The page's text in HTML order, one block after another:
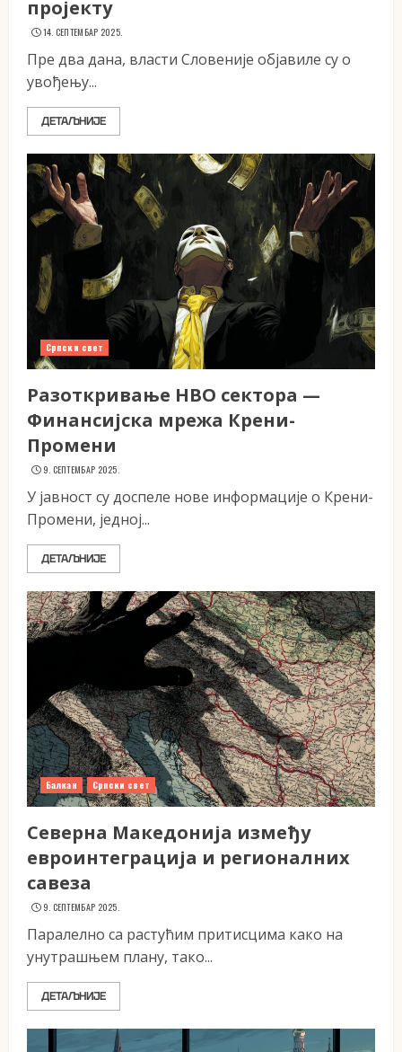
пројекту
14. СЕПТЕМБАР 2025.
Пре два дана, власти Словеније објавиле су о
увођењу...
ДЕТАЉНИЈЕ
Српски свет
Разоткривање НВО сектора —
Финансијска мрежа Крени-
Промени
9. СЕПТЕМБАР 2025.
У јавност су доспеле нове информације о Крени-
Промени, једној...
ДЕТАЉНИЈЕ
Балкан Српски свет
Северна Македонија између
евроинтеграција и регионалних
савеза
9. СЕПТЕМБАР 2025.
Паралелно са растућим притисцима како на
унутрашњем плану, тако...
ДЕТАЉНИЈЕ